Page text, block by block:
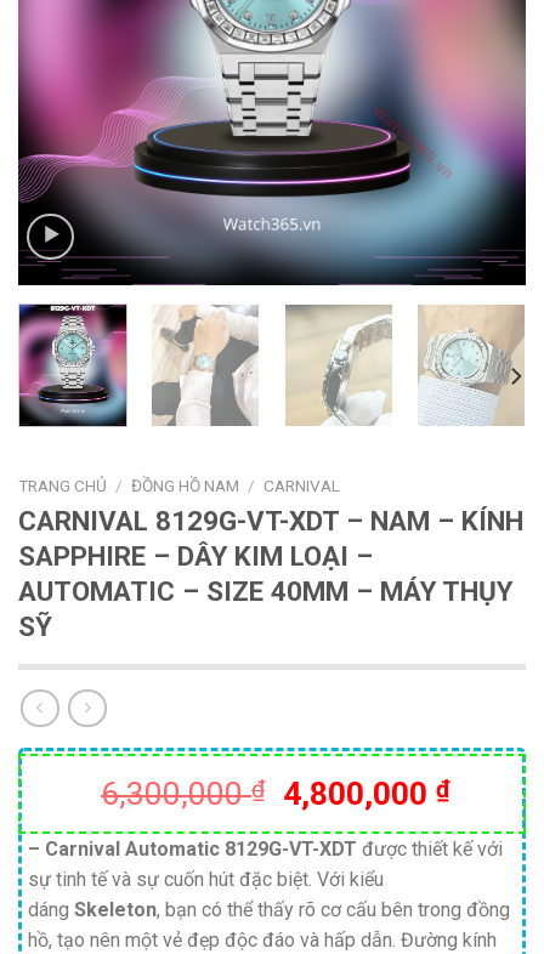
TRANG CHỦ / ĐỒNG HỒ NAM / CARNIVAL
CARNIVAL 8129G-VT-XDT – NAM – KÍNH
SAPPHIRE – DÂY KIM LOẠI –
AUTOMATIC – SIZE 40MM – MÁY THỤY
SỸ
6,300,000₫
Giá
gốc
là:
6,300,000 ₫.
4,800,000 ₫Giá
hiện
tại
– Carnival Automatic 8129G-VT-XDT được thiết kế với
sự tinh tế và sự cuốn hút đặc biệt. Với kiểu
dáng Skeleton, bạn có thể thấy rõ cơ cấu bên trong đồng
hồ, tạo nên một vẻ đẹp độc đáo và hấp dẫn. Đường kính